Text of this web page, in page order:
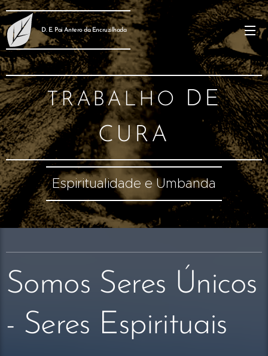
D. E. Pai Antero da Encruzilhada
TRABALHO
DE
CURA
Espiritualidade e Umbanda
Somos Seres Únicos
- Seres Espirituais